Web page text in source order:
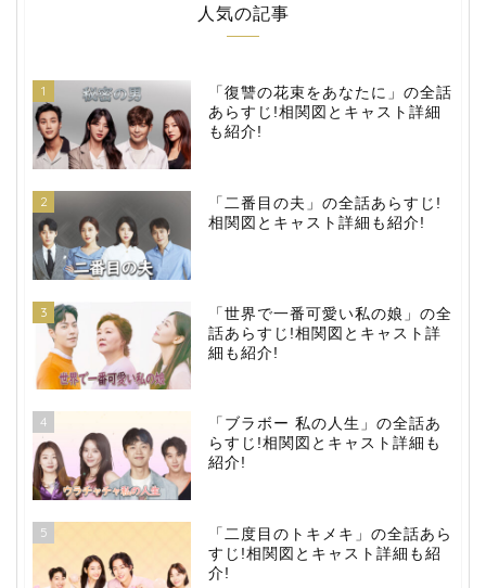
人気の記事
1
「復讐の花束をあなたに」の全話
あらすじ!相関図とキャスト詳細
も紹介!
2
「二番目の夫」の全話あらすじ!
相関図とキャスト詳細も紹介!
3
「世界で一番可愛い私の娘」の全
話あらすじ!相関図とキャスト詳
細も紹介!
4
「ブラボー 私の人生」の全話あ
らすじ!相関図とキャスト詳細も
紹介!
5
「二度目のトキメキ」の全話あら
すじ!相関図とキャスト詳細も紹
介!